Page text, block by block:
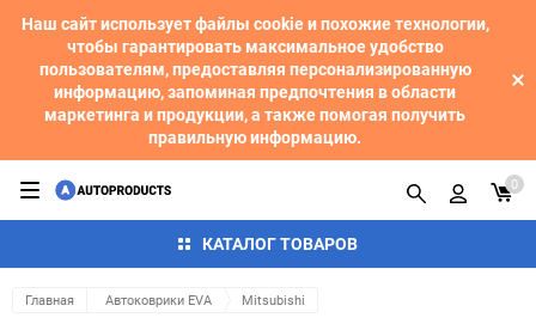
Наш сайт использует файлы cookie и похожие технологии,
чтобы гарантировать максимальное удобство
пользователям, предоставляя персонализированную
информацию, запоминая предпочтения в области
маркетинга и продукции, а также помогая получить
правильную информацию.
КАТАЛОГ ТОВАРОВ
0
Главная Автоковрики EVA Mitsubishi